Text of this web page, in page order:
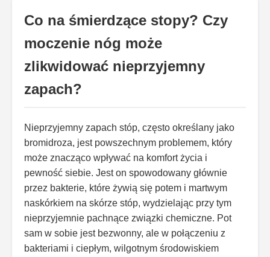
Co na śmierdzące stopy? Czy
moczenie nóg może
zlikwidować nieprzyjemny
zapach?
Nieprzyjemny zapach stóp, często określany jako
bromidroza, jest powszechnym problemem, który
może znacząco wpływać na komfort życia i
pewność siebie. Jest on spowodowany głównie
przez bakterie, które żywią się potem i martwym
naskórkiem na skórze stóp, wydzielając przy tym
nieprzyjemnie pachnące związki chemiczne. Pot
sam w sobie jest bezwonny, ale w połączeniu z
bakteriami i ciepłym, wilgotnym środowiskiem